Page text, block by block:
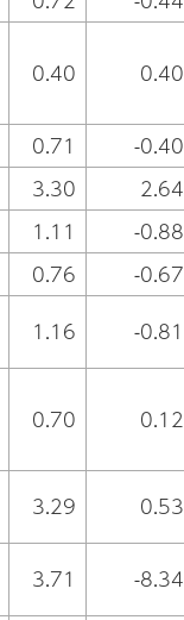
0.40 0.40
0.71 -0.40
3.30 2.64
1.11 -0.88
0.76 -0.67
1.16 -0.81
0.70 0.12
3.29 0.53
3.71 -8.34